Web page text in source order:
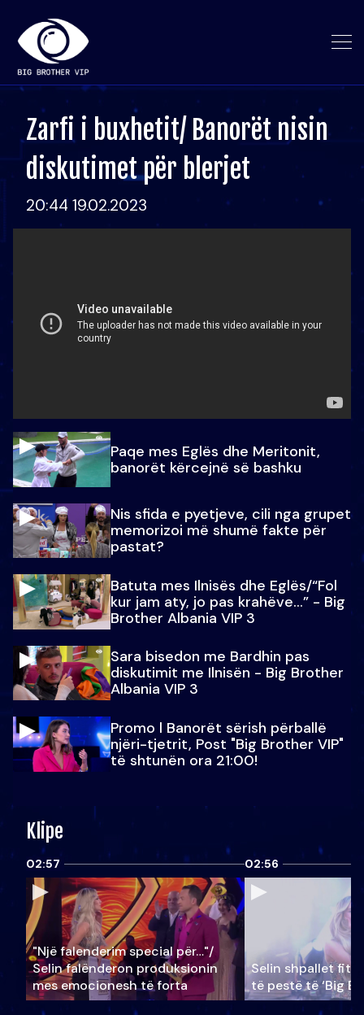
Zarfi i buxhetit/ Banorët nisin
diskutimet për blerjet
20:44 19.02.2023
Paqe mes Eglës dhe Meritonit,
banorët kërcejnë së bashku
Nis sfida e pyetjeve, cili nga grupet
memorizoi më shumë fakte për
pastat?
Batuta mes Ilnisës dhe Eglës/“Fol
kur jam aty, jo pas krahëve…” - Big
Brother Albania VIP 3
Sara bisedon me Bardhin pas
diskutimit me Ilnisën - Big Brother
Albania VIP 3
Promo l Banorët sërish përballë
njëri-tjetrit, Post "Big Brother VIP"
të shtunën ora 21:00!
Klipe
02:57
"Një falenderim special për…"/
Selin falënderon produksionin
mes emocionesh të forta
02:56
Selin shpallet
të pestë të ‘Big